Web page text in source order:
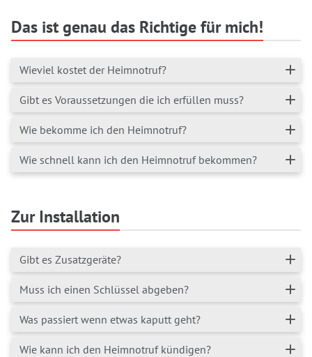
Das ist genau das Richtige für mich!
Wieviel kostet der Heimnotruf?
Gibt es Voraussetzungen die ich erfüllen muss?
Wie bekomme ich den Heimnotruf?
Wie schnell kann ich den Heimnotruf bekommen?
Zur Installation
Gibt es Zusatzgeräte?
Muss ich einen Schlüssel abgeben?
Was passiert wenn etwas kaputt geht?
Wie kann ich den Heimnotruf kündigen?